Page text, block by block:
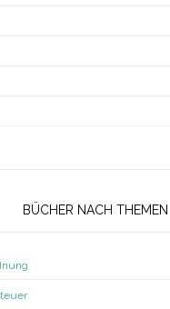
BÜCHER NACH THEMEN